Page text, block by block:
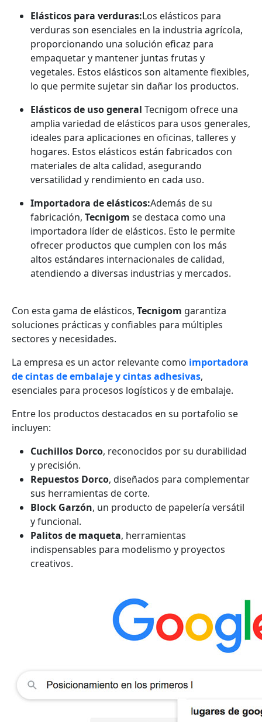
Elásticos para verduras:Los elásticos para
verduras son esenciales en la industria agrícola,
proporcionando una solución eficaz para
empaquetar y mantener juntas frutas y
vegetales. Estos elásticos son altamente flexibles,
lo que permite sujetar sin dañar los productos.
Elásticos de uso general Tecnigom ofrece una
amplia variedad de elásticos para usos generales,
ideales para aplicaciones en oficinas, talleres y
hogares. Estos elásticos están fabricados con
materiales de alta calidad, asegurando
versatilidad y rendimiento en cada uso.
Importadora de elásticos:Además de su
fabricación, Tecnigom se destaca como una
importadora líder de elásticos. Esto le permite
ofrecer productos que cumplen con los más
altos estándares internacionales de calidad,
atendiendo a diversas industrias y mercados.
Con esta gama de elásticos, Tecnigom garantiza
soluciones prácticas y confiables para múltiples
sectores y necesidades.
La empresa es un actor relevante como importadora
de cintas de embalaje y cintas adhesivas,
esenciales para procesos logísticos y de embalaje.
Entre los productos destacados en su portafolio se
incluyen:
Cuchillos Dorco, reconocidos por su durabilidad
y precisión.
Repuestos Dorco, diseñados para complementar
sus herramientas de corte.
Block Garzón, un producto de papelería versátil
y funcional.
Palitos de maqueta, herramientas
indispensables para modelismo y proyectos
creativos.